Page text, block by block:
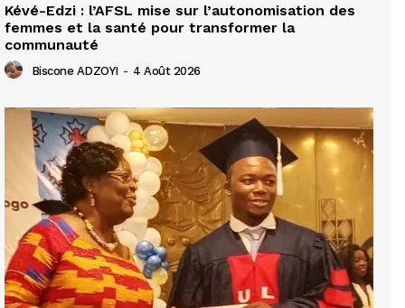
Kévé-Edzi : l’AFSL mise sur l’autonomisation des
femmes et la santé pour transformer la
communauté
Biscone ADZOYI - 4 Août 2026